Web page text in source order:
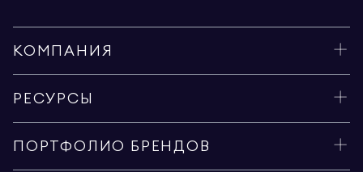
КОМПАНИЯ
РЕСУРСЫ
ПОРТФОЛИО БРЕНДОВ